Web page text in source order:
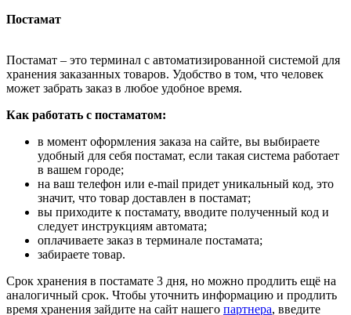
Постамат
Постамат – это терминал с автоматизированной системой для
хранения заказанных товаров. Удобство в том, что человек
может забрать заказ в любое удобное время.
Как работать с постаматом:
в момент оформления заказа на сайте, вы выбираете
удобный для себя постамат, если такая система работает
в вашем городе;
на ваш телефон или e-mail придет уникальный код, это
значит, что товар доставлен в постамат;
вы приходите к постамату, вводите полученный код и
следует инструкциям автомата;
оплачиваете заказ в терминале постамата;
забираете товар.
Срок хранения в постамате 3 дня, но можно продлить ещё на
аналогичный срок. Чтобы уточнить информацию и продлить
время хранения зайдите на сайт нашего партнера, введите